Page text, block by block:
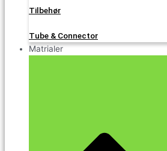
Tilbehør
Tube & Connector
Matrialer